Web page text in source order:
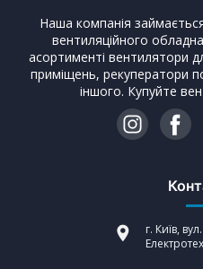
Наша компанія
вентиляційного
асортименті вентилятори
приміщень, рекуператори
іншого. Купуйте
г. Київ, вул.